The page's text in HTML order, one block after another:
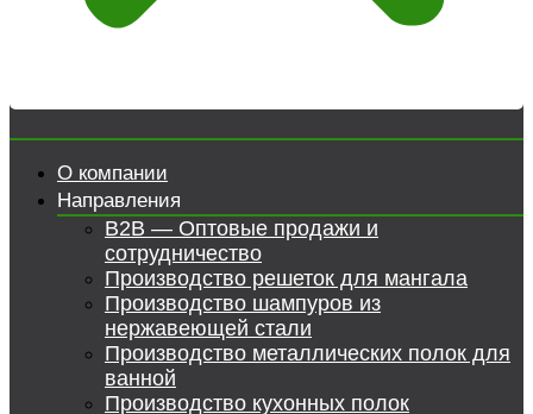
О компании
Направления
B2B — Оптовые продажи и
сотрудничество
Производство решеток для мангала
Производство шампуров из
нержавеющей стали
Производство металлических полок для
ванной
Производство кухонных полок